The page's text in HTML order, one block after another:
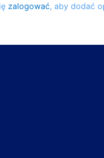
zalogować, aby dodać